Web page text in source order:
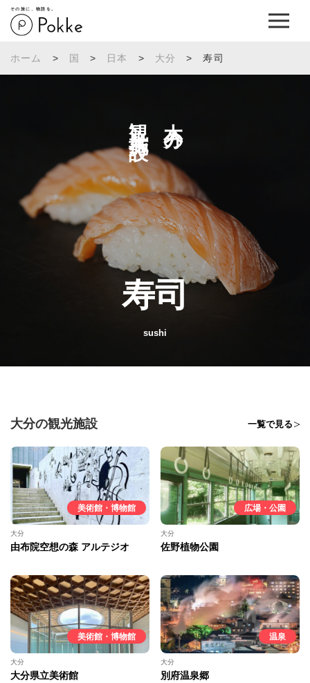
その旅に、物語を。
ホーム > 国 > 日本 > 大分 > 寿司
大分の
観光施設へ
寿司
sushi
大分の観光施設 一覧で見る
美術館・博物館
大分
由布院空想の森 アルテジオ
広場・公園
大分
佐野植物公園
美術館・博物館
大分
大分県立美術館
温泉
大分
別府温泉郷